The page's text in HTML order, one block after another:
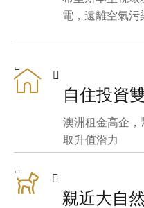
電，遠離空氣污
自住投資
澳洲租金高企
取升值潛力
親近大自然